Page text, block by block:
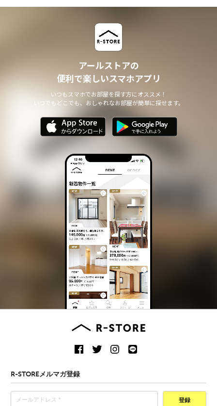
アールストアの
便利で楽しいスマホアプリ
いつもスマホでお部屋を探す方にオススメ！
いつでもどこでも、おしゃれなお部屋が簡単に探せます。
R-STOREメルマガ登録
登録